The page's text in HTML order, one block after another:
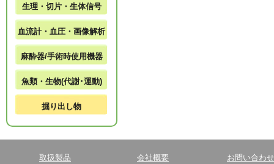
生理・切片・生体信号
血流計・血圧・画像解析
麻酔器/手術時使用機器
魚類・生物(代謝･運動)
掘り出し物
取扱製品 会社概要 お問い合わせ